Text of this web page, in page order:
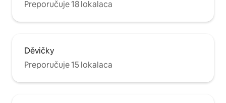
Preporučuje 18 lokalaca
Děvičky
Preporučuje 15 lokalaca